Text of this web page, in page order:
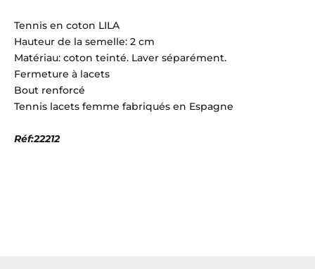
Tennis en coton LILA
Hauteur de la semelle: 2 cm
Matériau: coton teinté. Laver séparément.
Fermeture à lacets
Bout renforcé
Tennis lacets femme fabriqués en Espagne
Réf:22212